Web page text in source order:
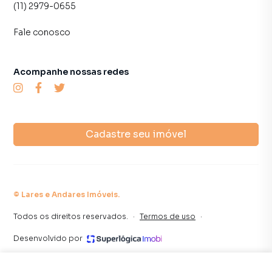
(11) 2979-0655
Fale conosco
Cadastre seu imóvel
Acompanhe nossas redes
© Lares e Andares Imóveis.
Todos os direitos reservados. · Termos de uso ·
Desenvolvido por